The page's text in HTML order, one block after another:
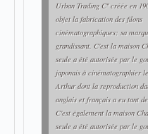
Urban Trading Cº créée en
objet la fabrication des filons
cinématographiques; sa
grandissant. C'est la maison
seule a été autorisée par le
japonais à cinématographier
Arthur dont la reproduction
anglais et français a eu tant
C'est également la maison
seule a été autorisée par le